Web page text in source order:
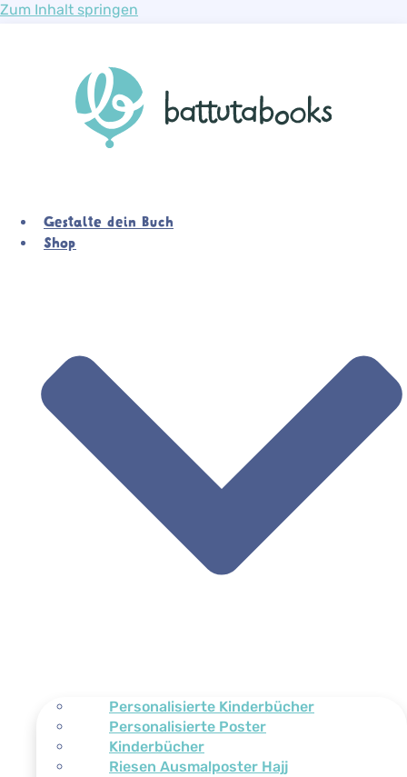
Zum Inhalt springen
Gestalte dein Buch
Shop
Personalisierte Kinderbücher
Personalisierte Poster
Kinderbücher
Riesen Ausmalposter Hajj